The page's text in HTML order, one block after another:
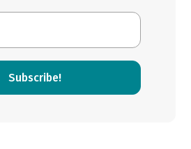
Subscribe!